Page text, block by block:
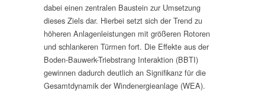
dabei einen zentralen Baustein zur Umsetzung
dieses Ziels dar. Hierbei setzt sich der Trend zu
höheren Anlagenleistungen mit größeren Rotoren
und schlankeren Türmen fort. Die Effekte aus der
Boden-Bauwerk-Triebstrang Interaktion (BBTI)
gewinnen dadurch deutlich an Signifikanz für die
Gesamtdynamik der Windenergieanlage (WEA).